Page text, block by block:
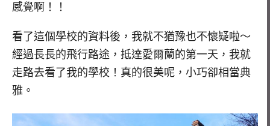
感覺啊！！
看了這個學校的資料後，我就不猶豫也不懷疑啦～
經過長長的飛行路途，抵達愛爾蘭的第一天，我就
走路去看了我的學校！真的很美呢，小巧卻相當典
雅。